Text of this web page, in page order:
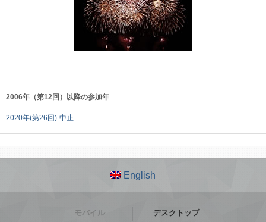
2006年（第12回）以降の参加年
2020年(第26回)-中止
English
モバイル デスクトップ